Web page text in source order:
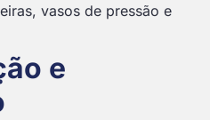
vasos de pressão e
e